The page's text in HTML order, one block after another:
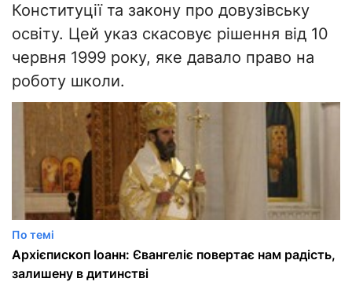
Конституції та закону про довузівську
освіту. Цей указ скасовує рішення від 10
червня 1999 року, яке давало право на
роботу школи.
По темі
Архієпископ Іоанн: Євангеліє повертає нам радість,
залишену в дитинстві